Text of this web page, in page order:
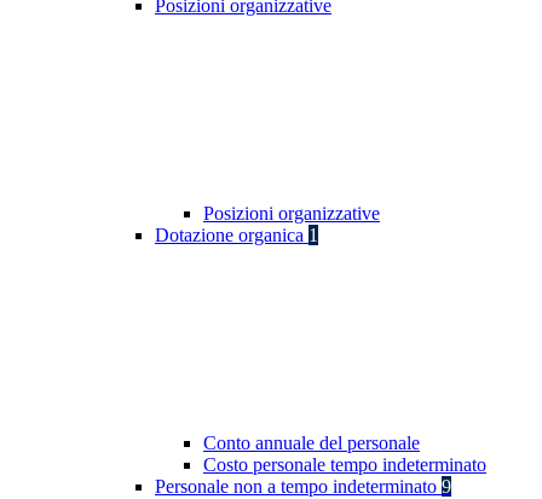
Posizioni organizzative
Posizioni organizzative
Dotazione organica 1
Conto annuale del personale
Costo personale tempo indeterminato
Personale non a tempo indeterminato 9